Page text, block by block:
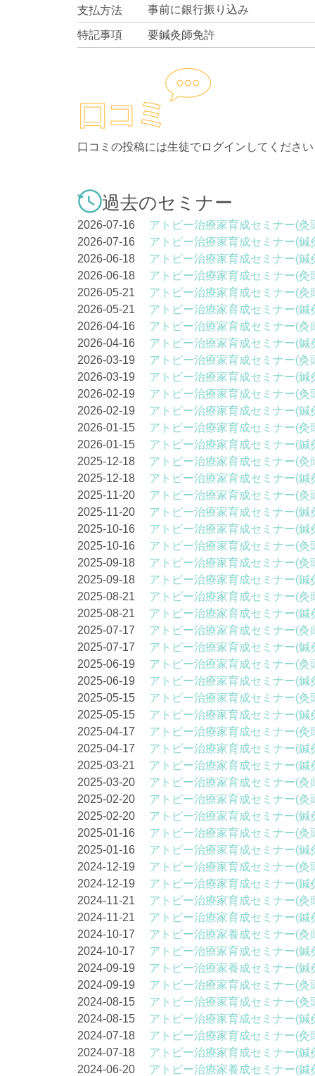
支払方法 事前に銀行振り込み
特記事項 要鍼灸師免許
口コミの投稿には生徒でログインしてください
過去のセミナー
2026-07-16 アトピー治療家育成セミナー(灸
2026-07-16 アトピー治療家育成セミナー(鍼
2026-06-18 アトピー治療家育成セミナー(鍼
2026-06-18 アトピー治療家育成セミナー(灸
2026-05-21 アトピー治療家育成セミナー(灸
2026-05-21 アトピー治療家育成セミナー(鍼
2026-04-16 アトピー治療家育成セミナー(灸
2026-04-16 アトピー治療家育成セミナー(鍼
2026-03-19 アトピー治療家育成セミナー(灸
2026-03-19 アトピー治療家育成セミナー(鍼
2026-02-19 アトピー治療家育成セミナー(灸
2026-02-19 アトピー治療家育成セミナー(鍼
2026-01-15 アトピー治療家育成セミナー(灸
2026-01-15 アトピー治療家育成セミナー(鍼
2025-12-18 アトピー治療家育成セミナー(灸
2025-12-18 アトピー治療家育成セミナー(鍼
2025-11-20 アトピー治療家育成セミナー(灸
2025-11-20 アトピー治療家育成セミナー(鍼
2025-10-16 アトピー治療家育成セミナー(鍼
2025-10-16 アトピー治療家育成セミナー(灸
2025-09-18 アトピー治療家育成セミナー(灸
2025-09-18 アトピー治療家育成セミナー(鍼
2025-08-21 アトピー治療家育成セミナー(灸
2025-08-21 アトピー治療家育成セミナー(鍼
2025-07-17 アトピー治療家育成セミナー(灸
2025-07-17 アトピー治療家育成セミナー(鍼
2025-06-19 アトピー治療家育成セミナー(灸
2025-06-19 アトピー治療家育成セミナー(鍼
2025-05-15 アトピー治療家育成セミナー(灸
2025-05-15 アトピー治療家育成セミナー(鍼
2025-04-17 アトピー治療家育成セミナー(灸
2025-04-17 アトピー治療家育成セミナー(鍼
2025-03-21 アトピー治療家育成セミナー(鍼
2025-03-20 アトピー治療家育成セミナー(灸
2025-02-20 アトピー治療家育成セミナー(灸
2025-02-20 アトピー治療家育成セミナー(鍼
2025-01-16 アトピー治療家育成セミナー(灸
2025-01-16 アトピー治療家育成セミナー(鍼
2024-12-19 アトピー治療家育成セミナー(灸
2024-12-19 アトピー治療家育成セミナー(鍼
2024-11-21 アトピー治療家育成セミナー(灸
2024-11-21 アトピー治療家育成セミナー(鍼
2024-10-17 アトピー治療家養成セミナー(灸
2024-10-17 アトピー治療家育成セミナー(鍼
2024-09-19 アトピー治療家養成セミナー(鍼
2024-09-19 アトピー治療家育成セミナー(灸
2024-08-15 アトピー治療家育成セミナー(灸
2024-08-15 アトピー治療家育成セミナー(鍼
2024-07-18 アトピー治療家育成セミナー(灸
2024-07-18 アトピー治療家育成セミナー(鍼
2024-06-20 アトピー治療家養成セミナー(鍼